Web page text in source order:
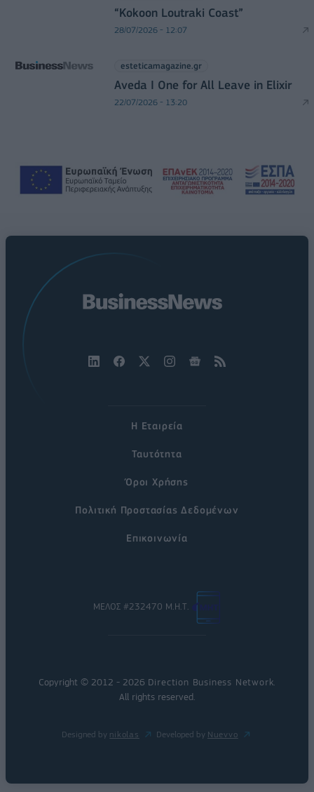
“Kokoon Loutraki Coast”
28/07/2026 - 12:07
esteticamagazine.gr
Aveda I One for All Leave in Elixir
22/07/2026 - 13:20
Η Εταιρεία
Ταυτότητα
Όροι Χρήσης
Πολιτική Προστασίας Δεδομένων
Επικοινωνία
ΜΕΛΟΣ #232470 Μ.Η.Τ.
Copyright © 2012 - 2026 Direction Business Network
All rights reserved.
Designed by nikolas Developed by Nuevvo